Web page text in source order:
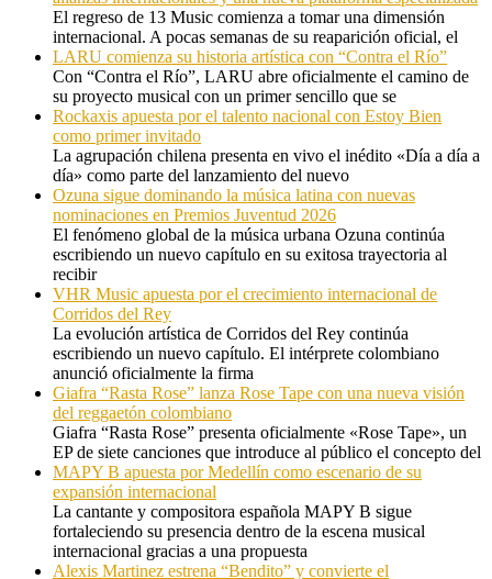
El regreso de 13 Music comienza a tomar una dimensión
internacional. A pocas semanas de su reaparición oficial, el
LARU comienza su historia artística con “Contra el Río”
Con “Contra el Río”, LARU abre oficialmente el camino de
su proyecto musical con un primer sencillo que se
Rockaxis apuesta por el talento nacional con Estoy Bien
como primer invitado
La agrupación chilena presenta en vivo el inédito «Día a día a
día» como parte del lanzamiento del nuevo
Ozuna sigue dominando la música latina con nuevas
nominaciones en Premios Juventud 2026
El fenómeno global de la música urbana Ozuna continúa
escribiendo un nuevo capítulo en su exitosa trayectoria al
recibir
VHR Music apuesta por el crecimiento internacional de
Corridos del Rey
La evolución artística de Corridos del Rey continúa
escribiendo un nuevo capítulo. El intérprete colombiano
anunció oficialmente la firma
Giafra “Rasta Rose” lanza Rose Tape con una nueva visión
del reggaetón colombiano
Giafra “Rasta Rose” presenta oficialmente «Rose Tape», un
EP de siete canciones que introduce al público el concepto del
MAPY B apuesta por Medellín como escenario de su
expansión internacional
La cantante y compositora española MAPY B sigue
fortaleciendo su presencia dentro de la escena musical
internacional gracias a una propuesta
Alexis Martinez estrena “Bendito” y convierte el